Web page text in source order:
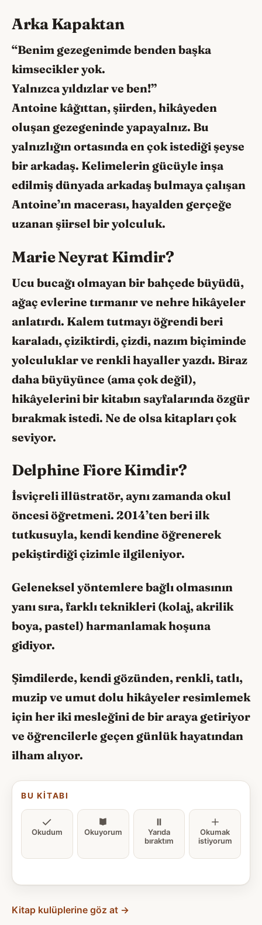
Arka Kapaktan
“Benim gezegenimde benden başka
kimsecikler yok.
Yalnızca yıldızlar ve ben!”
Antoine kâğıttan, şiirden, hikâyeden
oluşan gezegeninde yapayalnız. Bu
yalnızlığın ortasında en çok istediği şeyse
bir arkadaş. Kelimelerin gücüyle inşa
edilmiş dünyada arkadaş bulmaya çalışan
Antoine’ın macerası, hayalden gerçeğe
uzanan şiirsel bir yolculuk.
Marie Neyrat Kimdir?
Ucu bucağı olmayan bir bahçede büyüdü,
ağaç evlerine tırmanır ve nehre hikâyeler
anlatırdı. Kalem tutmayı öğrendi beri
karaladı, çiziktirdi, çizdi, nazım biçiminde
yolculuklar ve renkli hayaller yazdı. Biraz
daha büyüyünce (ama çok değil),
hikâyelerini bir kitabın sayfalarında özgür
bırakmak istedi. Ne de olsa kitapları çok
seviyor.
Delphine Fiore Kimdir?
İsviçreli illüstratör, aynı zamanda okul
öncesi öğretmeni. 2014’ten beri ilk
tutkusuyla, kendi kendine öğrenerek
pekiştirdiği çizimle ilgileniyor.
Geleneksel yöntemlere bağlı olmasının
yanı sıra, farklı teknikleri (kolaj, akrilik
boya, pastel) harmanlamak hoşuna
gidiyor.
Şimdilerde, kendi gözünden, renkli, tatlı,
muzip ve umut dolu hikâyeler resimlemek
için her iki mesleğini de bir araya getiriyor
ve öğrencilerle geçen günlük hayatından
ilham alıyor.
BU KITABI
Okudum Okuyorum
Yarıda
bıraktım
Okumak
istiyorum
Kitap kulüplerine göz at →